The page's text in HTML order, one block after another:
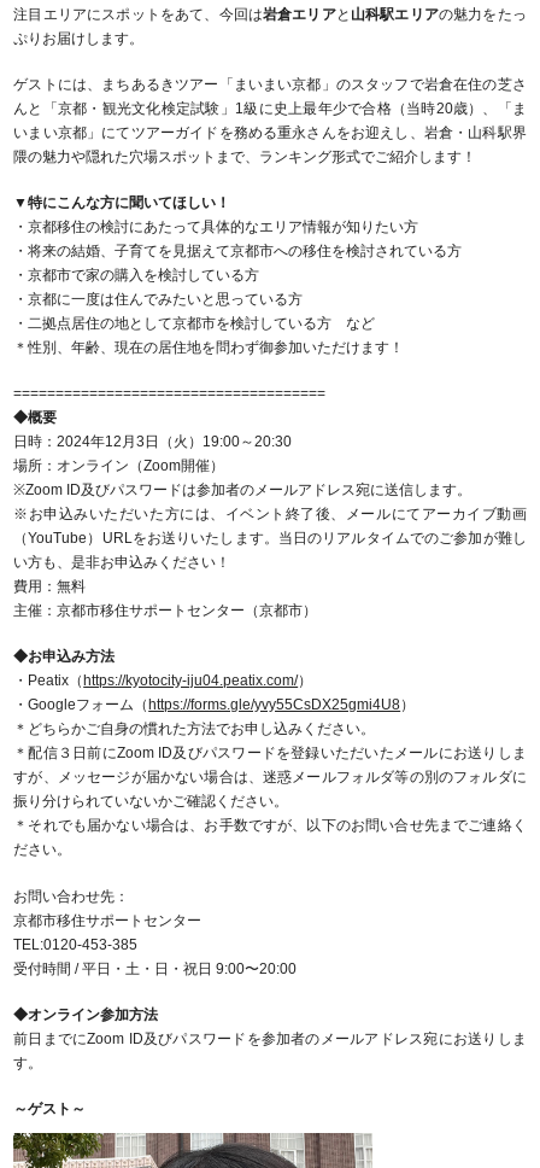
注目エリアにスポットをあて、今回は岩倉エリアと 山科駅エリアの魅力をたっ
ぷりお届けします。
ゲストには、まちあるきツアー「まいまい京都」のスタッフで岩倉在住の芝さ
んと「京都・観光文化検定試験」1級に史上最年少で合格（当時20歳）、「ま
いまい京都」にてツアーガイドを務める重永さんをお迎えし、岩倉・山科駅界
隈の魅力や隠れた穴場スポットまで、ランキング形式でご紹介します！
▼特にこんな方に聞いてほしい！
・京都移住の検討にあたって具体的なエリア情報が知りたい方
・将来の結婚、子育てを見据えて京都市への移住を検討されている方
・京都市で家の購入を検討している方
・京都に一度は住んでみたいと思っている方
・二拠点居住の地として京都市を検討している方 など
＊性別、年齢、現在の居住地を問わず御参加いただけます！
=====================================
◆概要
日時：2024年12月3日（火）19:00～20:30
場所：オンライン（Zoom開催）
※Zoom ID及びパスワードは参加者のメールアドレス宛に送信します。
※お申込みいただいた方には、イベント終了後、メールにてアーカイブ動画
（YouTube）URLをお送りいたします。当日のリアルタイムでのご参加が難し
い方も、是非お申込みください！
費用：無料
主催：京都市移住サポートセンター（京都市）
◆お申込み方法
・Peatix（ https://kyotocity-iju04.peatix.com/）
・Googleフォーム（ https://forms.gle/yvy55CsDX25gmi4U8）
＊どちらかご自身の慣れた方法でお申し込みください。
＊配信３日前にZoom ID及びパスワードを登録いただいたメールにお送りしま
すが、メッセージが届かない場合は、迷惑メールフォルダ等の別のフォルダに
振り分けられていないかご確認ください。
＊それでも届かない場合は、お手数ですが、以下のお問い合せ先までご連絡く
ださい。
お問い合わせ先：
京都市移住サポートセンター
TEL:0120-453-385
受付時間 / 平日・土・日・祝日 9:00〜20:00
◆オンライン参加方法
前日までにZoom ID及びパスワードを参加者のメールアドレス宛にお送りしま
す。
～ゲスト～